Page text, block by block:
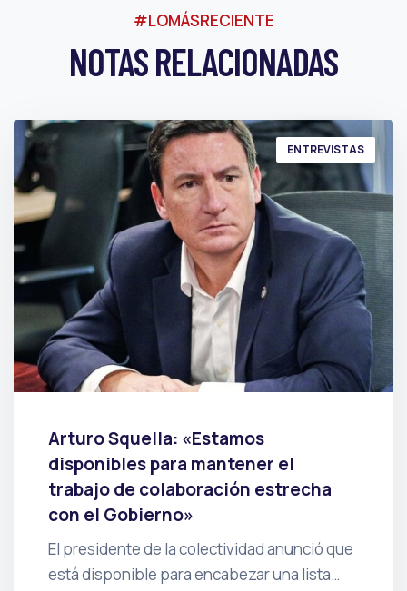
#LOMÁSRECIENTE
NOTAS RELACIONADAS
ENTREVISTAS
Arturo Squella: «Estamos
disponibles para mantener el
trabajo de colaboración estrecha
con el Gobierno»
El presidente de la colectividad anunció que
está disponible para encabezar una lista…